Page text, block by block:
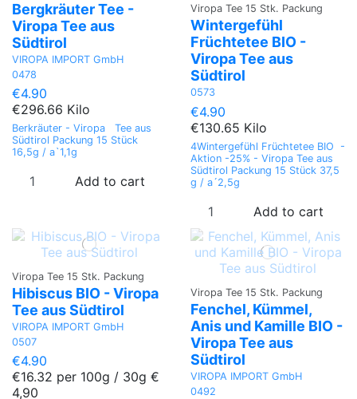
Bergkräuter Tee -
Viropa Tee aus
Südtirol
VIROPA IMPORT GmbH
0478
€4.90
€296.66 Kilo
Berkräuter - Viropa Tee aus
Südtirol Packung 15 Stück
16,5g / a`1,1g
Add to cart
Viropa Tee 15 Stk. Packung
Wintergefühl
Früchtetee BIO -
Viropa Tee aus
Südtirol
0573
€4.90
€130.65 Kilo
4Wintergefühl Früchtetee BIO -
Aktion -25% - Viropa Tee aus
Südtirol Packung 15 Stück 37,5
g / a´2,5g
Add to cart
Viropa Tee 15 Stk. Packung
Hibiscus BIO - Viropa
Tee aus Südtirol
VIROPA IMPORT GmbH
0507
€4.90
€16.32 per 100g / 30g €
4,90
Viropa Tee 15 Stk. Packung
Fenchel, Kümmel,
Anis und Kamille BIO -
Viropa Tee aus
Südtirol
VIROPA IMPORT GmbH
0492